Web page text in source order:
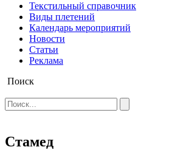
Текстильный справочник
Виды плетений
Календарь мероприятий
Новости
Статьи
Реклама
Поиск
Стамед